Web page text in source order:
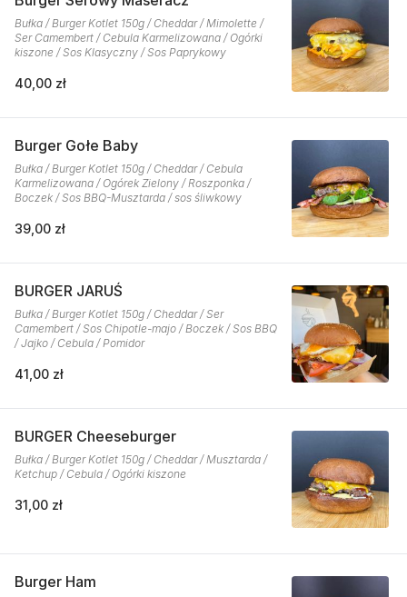
Bułka / Burger Kotlet 150g / Cheddar / Mimolette /
Ser Camembert / Cebula Karmelizowana / Ogórki
kiszone / Sos Klasyczny / Sos Paprykowy
40,00 zł
Burger Gołe Baby
Bułka / Burger Kotlet 150g / Cheddar / Cebula
Karmelizowana / Ogórek Zielony / Roszponka /
Boczek / Sos BBQ-Musztarda / sos śliwkowy
39,00 zł
BURGER JARUŚ
Bułka / Burger Kotlet 150g / Cheddar / Ser
Camembert / Sos Chipotle-majo / Boczek / Sos BBQ
/ Jajko / Cebula / Pomidor
41,00 zł
BURGER Cheeseburger
Bułka / Burger Kotlet 150g / Cheddar / Musztarda /
Ketchup / Cebula / Ogórki kiszone
31,00 zł
Burger Ham